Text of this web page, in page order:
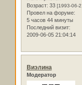
Возраст: 33 [1993-06-
Провел на форуме:
5 часов 44 минуты
Последний визит:
2009-06-05 21:04:14
Виэлина
Модератор